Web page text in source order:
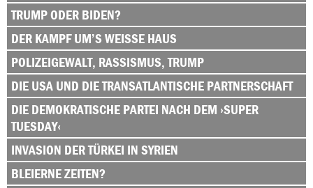
TRUMP ODER BIDEN?
DER KAMPF UM’S WEISSE HAUS
POLIZEIGEWALT, RASSISMUS, TRUMP
DIE USA UND DIE TRANSATLANTISCHE PARTNERSCHAFT
DIE DEMOKRATISCHE PARTEI NACH DEM ›SUPER
TUESDAY‹
INVASION DER TÜRKEI IN SYRIEN
BLEIERNE ZEITEN?